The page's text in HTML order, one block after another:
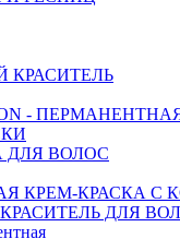
КРАСИТЕЛЬ
-
ДЛЯ ВОЛОС
КРЕМ-КРАСКА С
ДЛЯ